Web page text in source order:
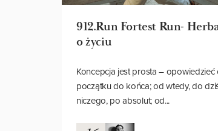
912.Run Fortest Run-
o życiu
Koncepcja jest prosta – opowiedzieć
początku do końca; od wtedy, do
niczego, po absolut; od...